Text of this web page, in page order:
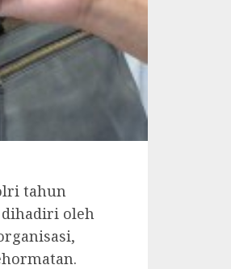
tahun
dihadiri oleh